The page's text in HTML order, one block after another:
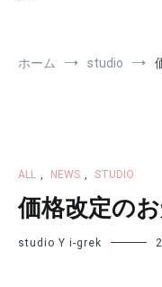
ホーム studio
ALL , NEWS , STUDIO
価格改定の
studio Y i-grek